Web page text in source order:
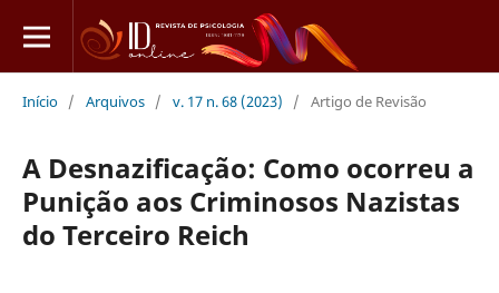
Início / Arquivos / v. 17 n. 68 (2023) / Artigo de Revisão
A Desnazificação: Como ocorreu a
Punição aos Criminosos Nazistas
do Terceiro Reich